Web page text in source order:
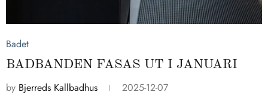
Badet
BADBANDEN FASAS UT I JANUARI
by Bjerreds Kallbadhus 2025-12-07